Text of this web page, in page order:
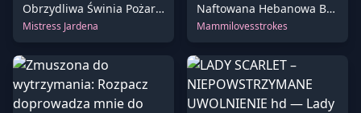
Obrzydliwa Świnia Pożarła Każdy Ostatni Okruch Odpadków Swojej Pani
Mistress Jardena
Naftowana Hebanowa Bogini Jadąca w Pełnej Chwale Scat
Mammilovesstrokes